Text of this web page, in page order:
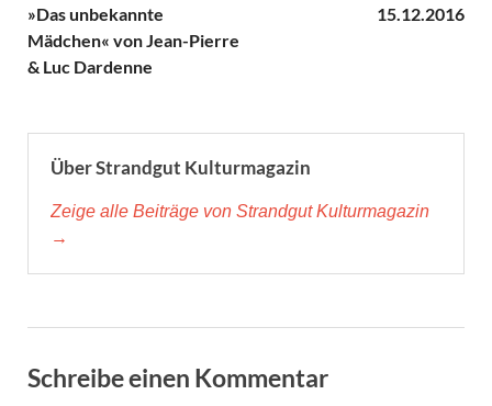
»Das unbekannte
Mädchen« von Jean-Pierre
& Luc Dardenne
15.12.2016
Über Strandgut Kulturmagazin
Zeige alle Beiträge von Strandgut Kulturmagazin
→
Schreibe einen Kommentar